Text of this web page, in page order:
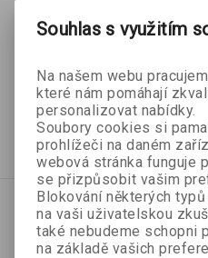
milované
44 Kč 49 Kč
Přidat do košíku
Souhlas s využitím
Na našem webu
které nám pomáhají
personalizovat nabídky.
Soubory cookies si
prohlížeči na daném
webová stránka funguje
se přizpůsobit vašim
Blokování některých
na vaši uživatelskou
také nebudeme schopni
na základě vašich